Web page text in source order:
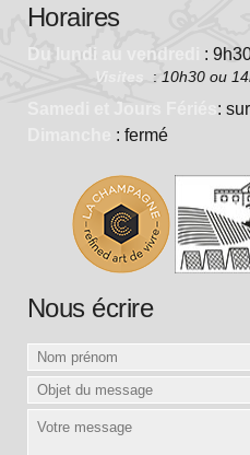
Horaires
Du lundi au vendredi :
Visites : 10h30 ou
Samedi et Jours Fériés :
: fermé
Nous écrire